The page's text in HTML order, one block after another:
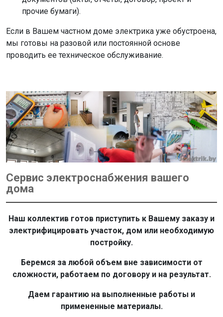
прочие бумаги).
Если в Вашем частном доме электрика уже обустроена,
мы готовы на разовой или постоянной основе
проводить ее техническое обслуживание.
Сервис электроснабжения вашего
дома
Наш коллектив готов приступить к Вашему заказу и
электрифицировать участок, дом или необходимую
постройку.
Беремся за любой объем вне зависимости от
сложности, работаем по договору и на результат.
Даем гарантию на выполненные работы и
примененные материалы.